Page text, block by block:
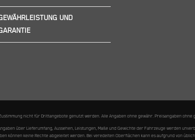
UND
nicht für Drittangebote genutzt werden. Alle Angaben ohne gewähr. Preisangaben ohne
über Lieferumfang, Aussehen, Leistungen, Maße und Gewichte der Fahrzeuge werden
können keine Rechte abgeleitet werden. Bei veredelten Oberflächen kann es aufgrund von